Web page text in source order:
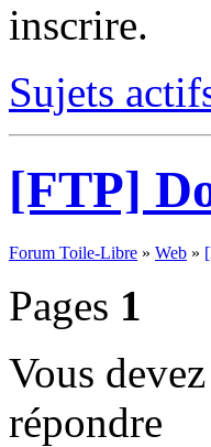
inscrire.
Sujets
[FTP]
Forum Toile-Libre » Web »
Pages 1
Vous devez
répondre